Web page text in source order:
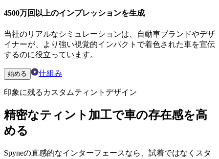
4500万回以上のインプレッションを生成
当社のリアルなシミュレーションは、自動車ブランドやデザ
イナーが、より強い視覚的インパクトで着色された車を宣伝
するのに役立っています。
始める 仕組み
印象に残るカスタムティントデザイン
精密なティント加工で車の存在感を高
める
Spyneの直感的なインターフェースなら、試着ではなくスタ